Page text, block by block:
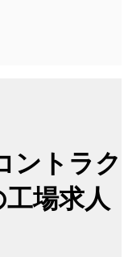
ントラク
工場求人